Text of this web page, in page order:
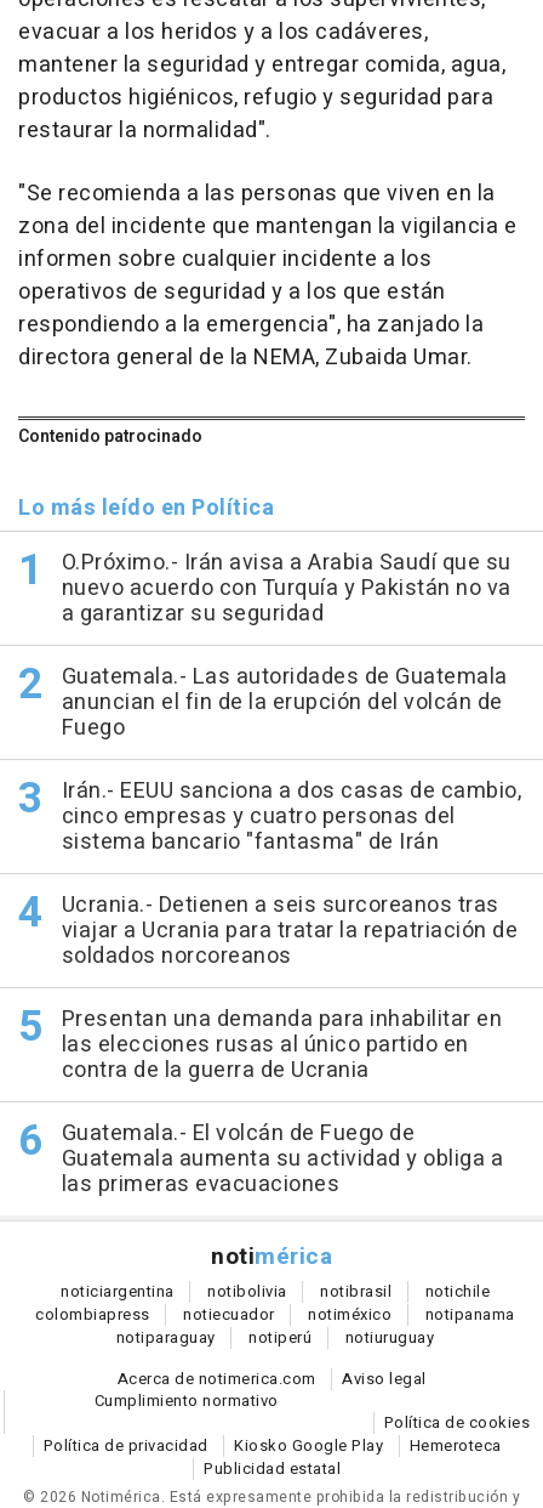
evacuar a los heridos y a los cadáveres,
mantener la seguridad y entregar comida, agua,
productos higiénicos, refugio y seguridad para
restaurar la normalidad".
"Se recomienda a las personas que viven en la
zona del incidente que mantengan la vigilancia e
informen sobre cualquier incidente a los
operativos de seguridad y a los que están
respondiendo a la emergencia", ha zanjado la
directora general de la NEMA, Zubaida Umar.
Contenido patrocinado
Lo más leído en Política
O.Próximo.- Irán avisa a Arabia Saudí que su
nuevo acuerdo con Turquía y Pakistán no va
a garantizar su seguridad
Guatemala.- Las autoridades de Guatemala
anuncian el fin de la erupción del volcán de
Fuego
Irán.- EEUU sanciona a dos casas de cambio,
cinco empresas y cuatro personas del
sistema bancario "fantasma" de Irán
Ucrania.- Detienen a seis surcoreanos tras
viajar a Ucrania para tratar la repatriación de
soldados norcoreanos
Presentan una demanda para inhabilitar en
las elecciones rusas al único partido en
contra de la guerra de Ucrania
Guatemala.- El volcán de Fuego de
Guatemala aumenta su actividad y obliga a
las primeras evacuaciones
notimérica
noticiargentina notibolivia notibrasil notichile
colombiapress notiecuador notiméxico notipanama
notiparaguay notiperú notiuruguay
Acerca de notimerica.com
Aviso legal
Cumplimiento normativo
Política de cookies
Política de privacidad
Kiosko Google Play
Hemeroteca
Publicidad estatal
© 2026 Notimérica. Está expresamente prohibida la redistribución y